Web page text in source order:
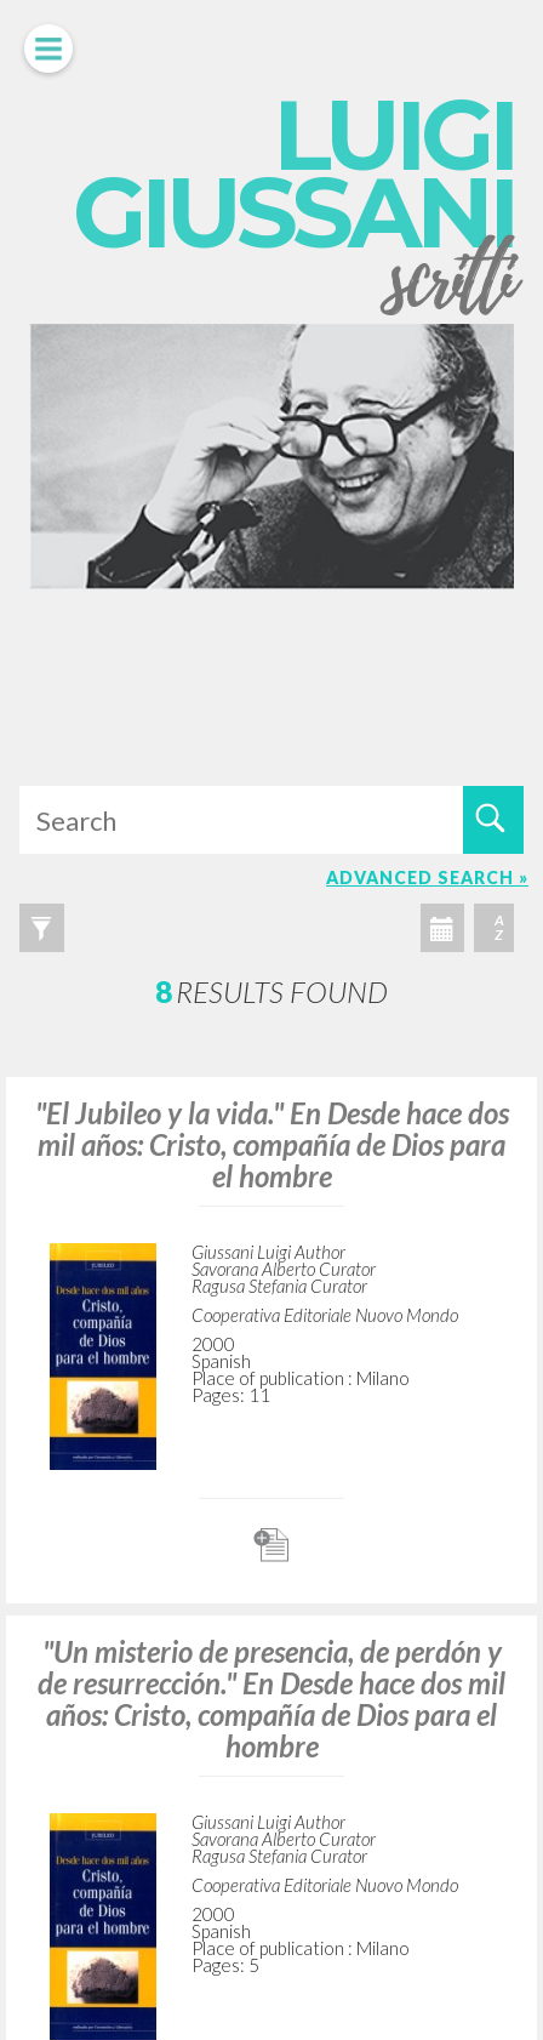
LUIGI
GIUSSANI
scritti
ADVANCED SEARCH »
A
Z
8RESULTS FOUND
"El Jubileo y la vida." En Desde hace dos
mil años: Cristo, compañía de Dios para
el hombre
Giussani Luigi Author
Savorana Alberto Curator
Ragusa Stefania Curator
Cooperativa Editoriale Nuovo Mondo
2000
Spanish
Place of publication : Milano
Pages: 11
"Un misterio de presencia, de perdón y
de resurrección." En Desde hace dos mil
años: Cristo, compañía de Dios para el
hombre
Giussani Luigi Author
Savorana Alberto Curator
Ragusa Stefania Curator
Cooperativa Editoriale Nuovo Mondo
2000
Spanish
Place of publication : Milano
Pages: 5